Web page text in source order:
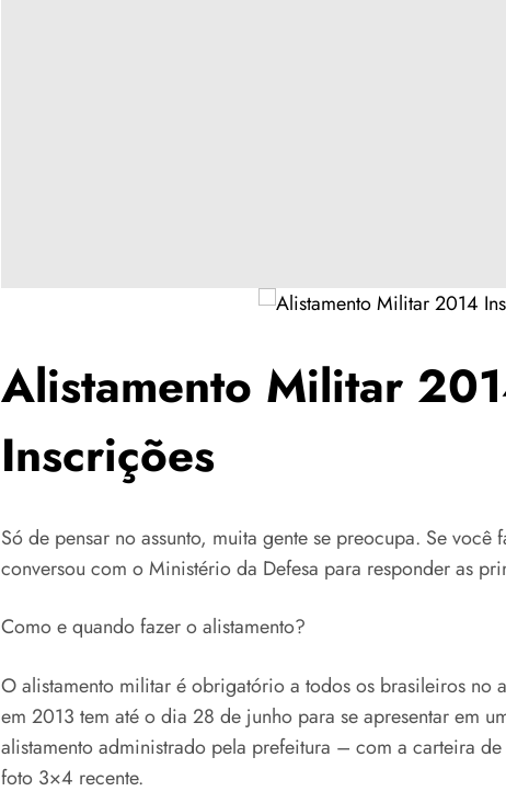
Alistamento Militar
Inscrições
Só de pensar no assunto, muita gente se preocupa. Se
conversou com o Ministério da Defesa para responder as
Como e quando fazer o alistamento?
O alistamento militar é obrigatório a todos os brasileiros no
em 2013 tem até o dia 28 de junho para se apresentar em
alistamento administrado pela prefeitura – com a carteira
foto 3×4 recente.